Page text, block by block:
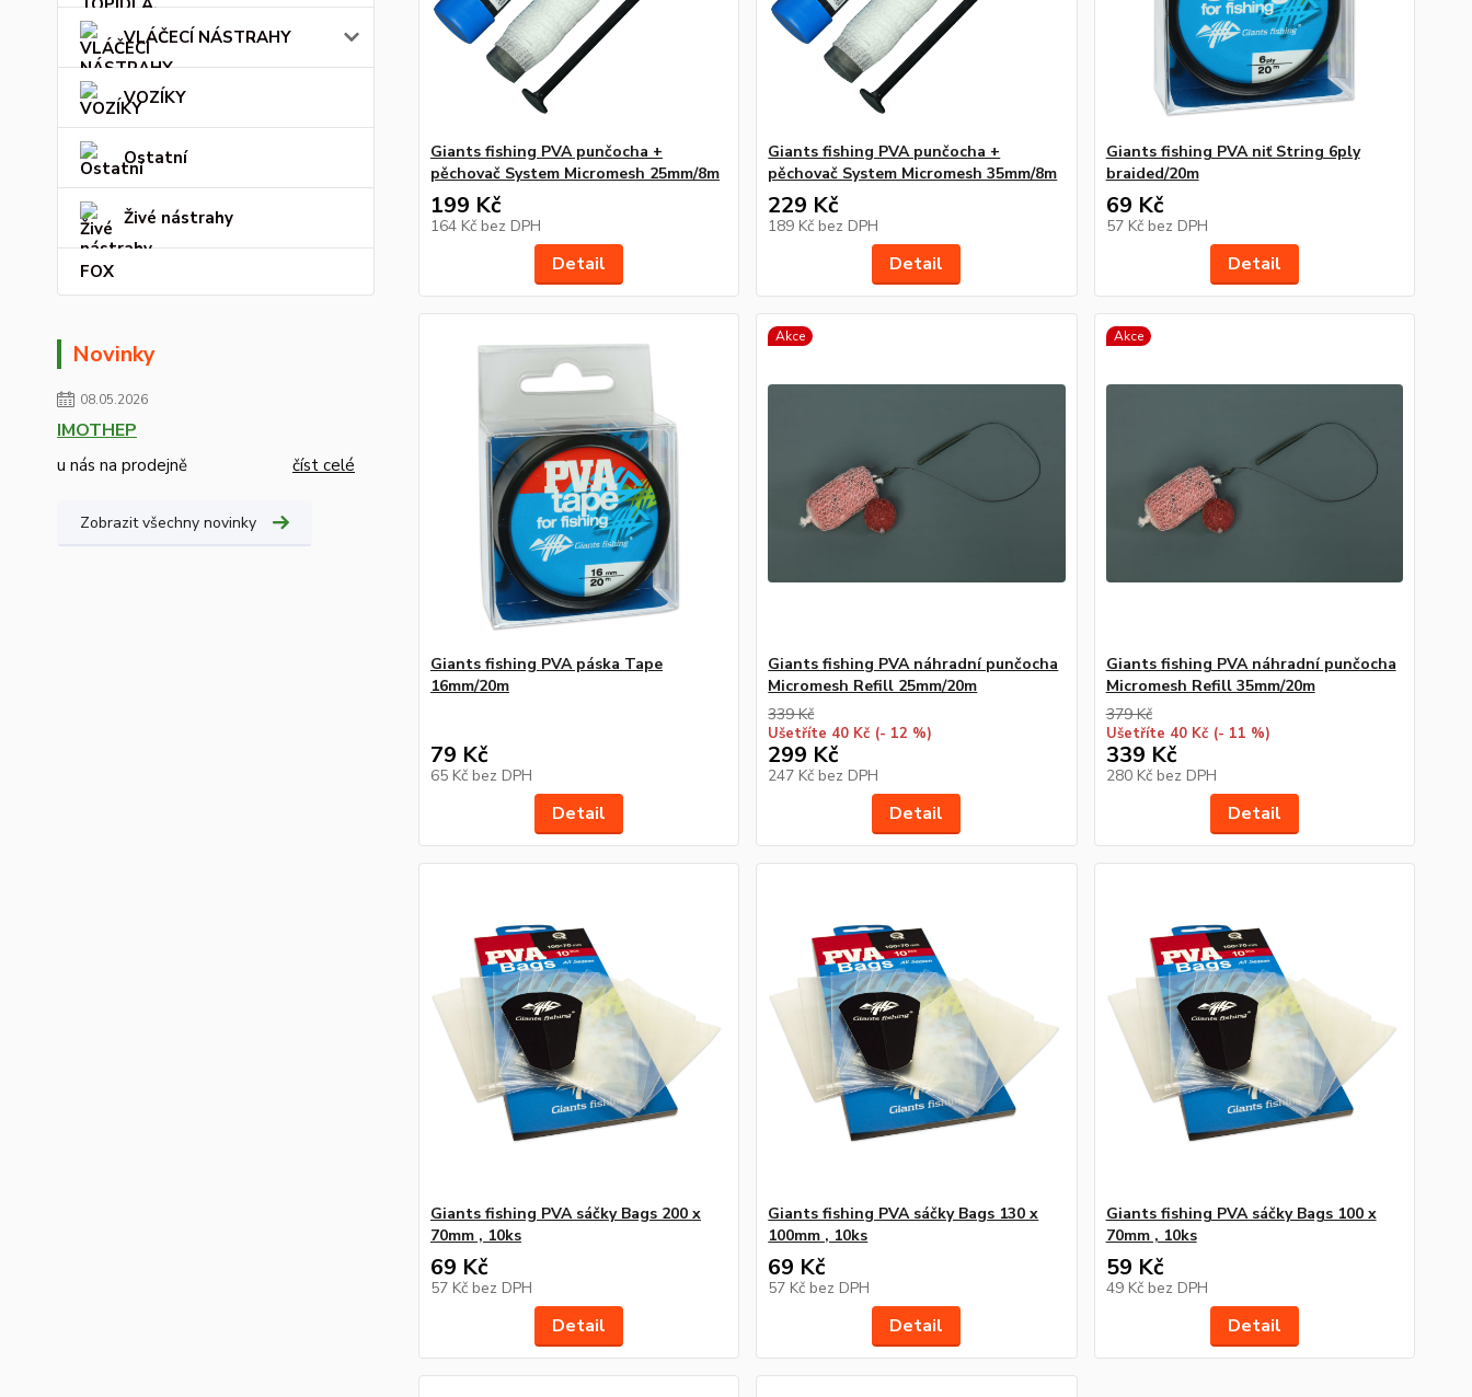
VLÁČECÍ NÁSTRAHY
VOZÍKY
Ostatní
Živé nástrahy
FOX
Novinky
08.05.2026
IMOTHEP
u nás na prodejně číst celé
Zobrazit všechny novinky
Giants fishing PVA punčocha +
pěchovač System Micromesh 25mm/8m
199 Kč
164 Kč bez DPH
Detail
Giants fishing PVA punčocha +
pěchovač System Micromesh 35mm/8m
229 Kč
189 Kč bez DPH
Detail
Giants fishing PVA niť String 6ply
braided/20m
69 Kč
57 Kč bez DPH
Detail
Giants fishing PVA páska Tape
16mm/20m
79 Kč
65 Kč bez DPH
Detail
Akce
Giants fishing PVA náhradní punčocha
Micromesh Refill 25mm/20m
339 Kč
Ušetříte 40 Kč (- 12 %)
299 Kč
247 Kč bez DPH
Detail
Akce
Giants fishing PVA náhradní punčocha
Micromesh Refill 35mm/20m
379 Kč
Ušetříte 40 Kč (- 11 %)
339 Kč
280 Kč bez DPH
Detail
Giants fishing PVA sáčky Bags 200 x
70mm , 10ks
69 Kč
57 Kč bez DPH
Detail
Giants fishing PVA sáčky Bags 130 x
100mm , 10ks
69 Kč
57 Kč bez DPH
Detail
Giants fishing PVA sáčky Bags 100 x
70mm , 10ks
59 Kč
49 Kč bez DPH
Detail